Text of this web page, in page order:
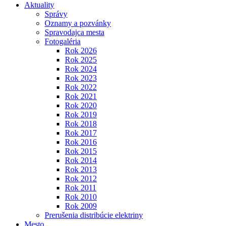
Aktuality
Správy
Oznamy a pozvánky
Spravodajca mesta
Fotogaléria
Rok 2026
Rok 2025
Rok 2024
Rok 2023
Rok 2022
Rok 2021
Rok 2020
Rok 2019
Rok 2018
Rok 2017
Rok 2016
Rok 2015
Rok 2014
Rok 2013
Rok 2012
Rok 2011
Rok 2010
Rok 2009
Prerušenia distribúcie elektriny
Mesto